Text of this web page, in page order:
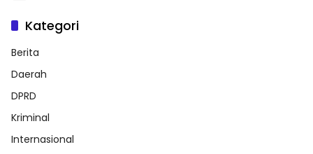
Kategori
Berita
Daerah
DPRD
Kriminal
Internasional